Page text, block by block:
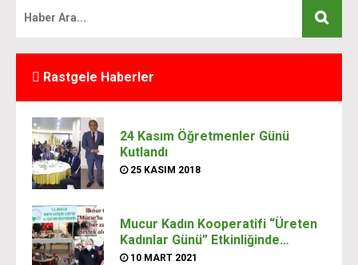
Rastgele Haberler
24 Kasım Öğretmenler Günü
Kutlandı
25 KASIM 2018
Mucur Kadın Kooperatifi “Üreten
Kadınlar Günü” Etkinliğinde…
10 MART 2021